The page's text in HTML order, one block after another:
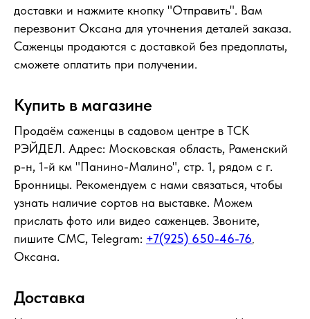
доставки и нажмите кнопку "Отправить". Вам
перезвонит Оксана для уточнения деталей заказа.
Саженцы продаются с доставкой без предоплаты,
сможете оплатить при получении.
Купить в магазине
Продаём саженцы в садовом центре в ТСК
РЭЙДЕЛ. Адрес: Московская область, Раменский
р-н, 1-й км "Панино-Малино", стр. 1, рядом с г.
Бронницы. Рекомендуем с нами связаться, чтобы
узнать наличие сортов на выставке. Можем
прислать фото или видео саженцев. Звоните,
пишите СМС, Telegram: +7(925) 650-46-76,
Оксана.
Доставка